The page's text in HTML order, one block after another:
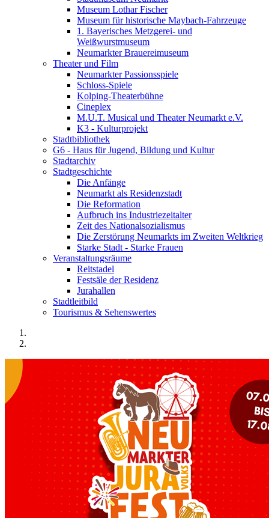
Museum Lothar Fischer
Museum für historische Maybach-Fahrzeuge
1. Bayerisches Metzgerei- und
Weißwurstmuseum
Neumarkter Brauereimuseum
Theater und Film
Neumarkter Passionsspiele
Schloss-Spiele
Kolping-Theaterbühne
Cineplex
M.U.T. Musical und Theater Neumarkt e.V.
K3 - Kulturprojekt
Stadtbibliothek
G6 - Haus für Jugend, Bildung und Kultur
Stadtarchiv
Stadtgeschichte
Die Anfänge
Neumarkt als Residenzstadt
Die Reformation
Aufbruch ins Industriezeitalter
Zeit des Nationalsozialismus
Die Zerstörung Neumarkts im Zweiten Weltkrieg
Starke Stadt - Starke Frauen
Veranstaltungsräume
Reitstadel
Festsäle der Residenz
Jurahallen
Stadtleitbild
Tourismus & Sehenswertes